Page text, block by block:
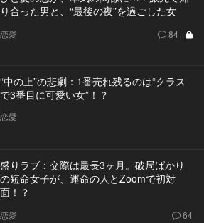
り合った男と、“最後の夜”を過ごした女
恋愛 84
“中の上”の悲劇：1番売れ残るのは“クラス
で3番目に可愛い女”！？
恋愛
盛りラブ：交際は最長3ヶ月。破局ばかり
の短命女子が、運命の人とZoomで初対
面！？
恋愛 64